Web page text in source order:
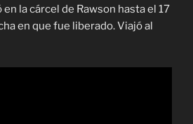
la cárcel de Rawson hasta el 17
en que fue liberado. Viajó al